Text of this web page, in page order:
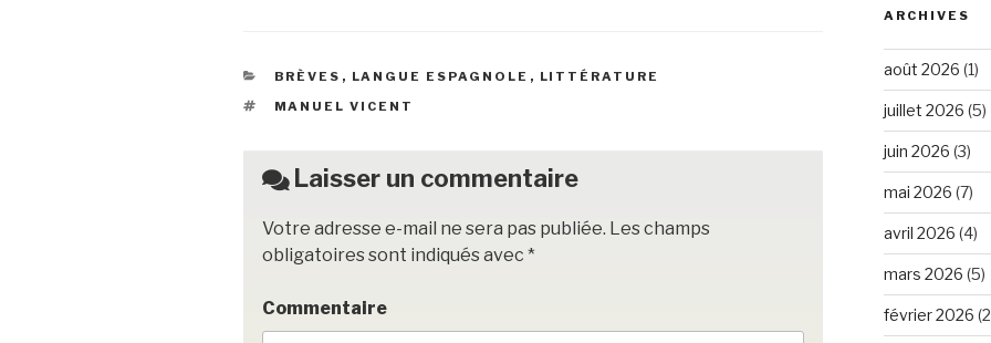
e
b
o
k
er
k
g
CATÉGORIES
BRÈVES , LANGUE ESPAGNOLE , LITTÉRATURE
ÉTIQUETTES
MANUEL VICENT
Laisser un commentaire
Votre adresse e-mail ne sera pas publiée. Les champs
obligatoires sont indiqués avec *
Commentaire
ARCHIVES
août 2026 (1)
juillet 2026 (5)
juin 2026 (3)
mai 2026 (7)
avril 2026 (4)
mars 2026 (5)
février 2026